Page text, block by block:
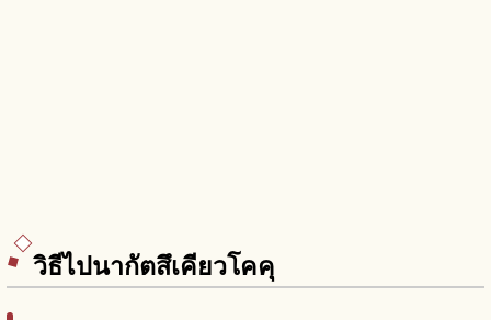
วิธีไปนากัตสึเคียวโคคุ